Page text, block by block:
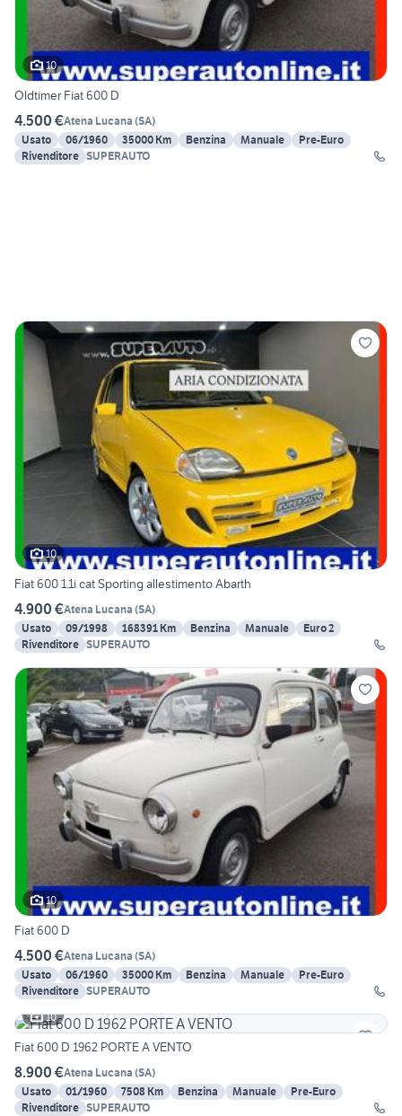
10
Oldtimer Fiat 600 D
4.500 €Atena Lucana (SA)
Usato
06/1960 35000 Km Benzina Manuale
Pre-Euro
Rivenditore SUPERAUTO
10
Fiat 600 1.1i cat Sporting allestimento Abarth
4.900 €Atena Lucana (SA)
Usato
09/1998 168391 Km Benzina Manuale
Euro 2
Rivenditore SUPERAUTO
10
Fiat 600 D
4.500 €Atena Lucana (SA)
Usato
06/1960 35000 Km Benzina Manuale
Pre-Euro
Rivenditore SUPERAUTO
10
Fiat 600 D 1962 PORTE A VENTO
8.900 €Atena Lucana (SA)
Usato
01/1960 7508 Km Benzina Manuale
Pre-Euro
Rivenditore SUPERAUTO